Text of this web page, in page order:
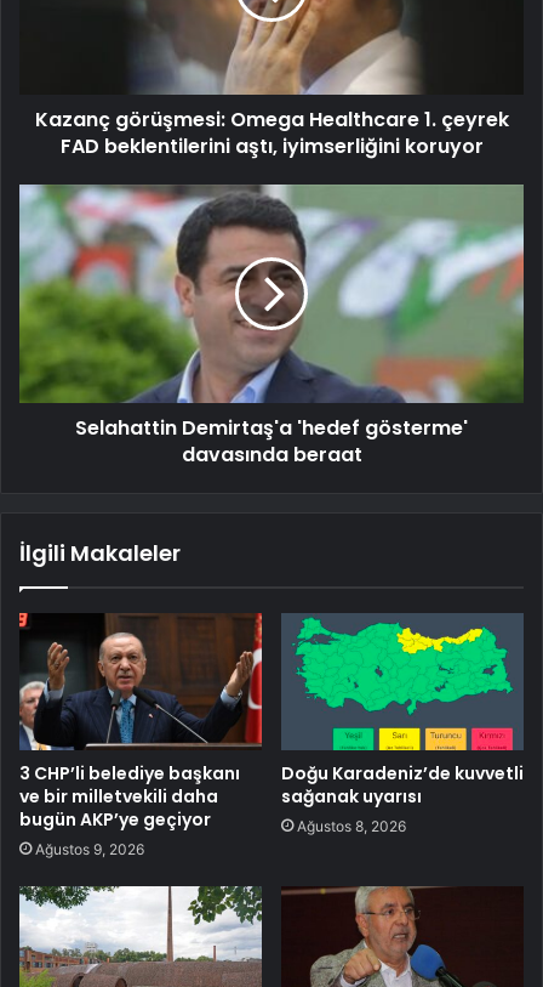
Kazanç görüşmesi: Omega Healthcare 1. çeyrek
FAD beklentilerini aştı, iyimserliğini koruyor
Selahattin Demirtaş'a 'hedef gösterme'
davasında beraat
İlgili Makaleler
3 CHP’li belediye başkanı
ve bir milletvekili daha
bugün AKP’ye geçiyor
Ağustos 9, 2026
Doğu Karadeniz’de kuvvetli
sağanak uyarısı
Ağustos 8, 2026